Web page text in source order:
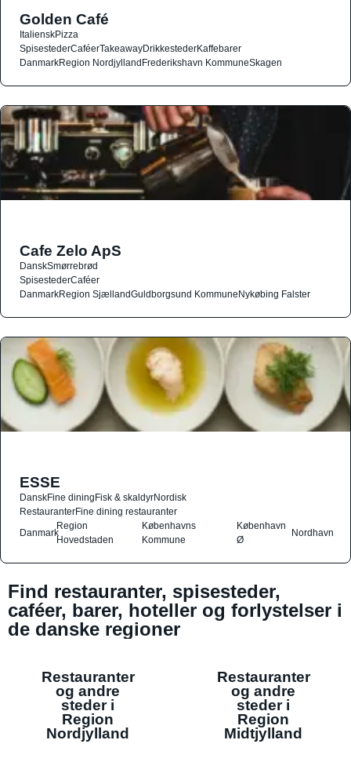
Golden Café
ItalienskPizza
SpisestederCaféerTakeawayDrikkestederKaffebarer
DanmarkRegion NordjyllandFrederikshavn KommuneSkagen
Cafe Zelo ApS
DanskSmørrebrød
SpisestederCaféer
DanmarkRegion SjællandGuldborgsund KommuneNykøbing Falster
ESSE
DanskFine diningFisk & skaldyrNordisk
RestauranterFine dining restauranter
Danmark
Region
Hovedstaden
Københavns
Kommune
København
Ø
Nordhavn
Find restauranter, spisesteder,
caféer, barer, hoteller og forlystelser i
de danske regioner
Restauranter
og andre
steder i
Region
Nordjylland
Restauranter
og andre
steder i
Region
Midtjylland